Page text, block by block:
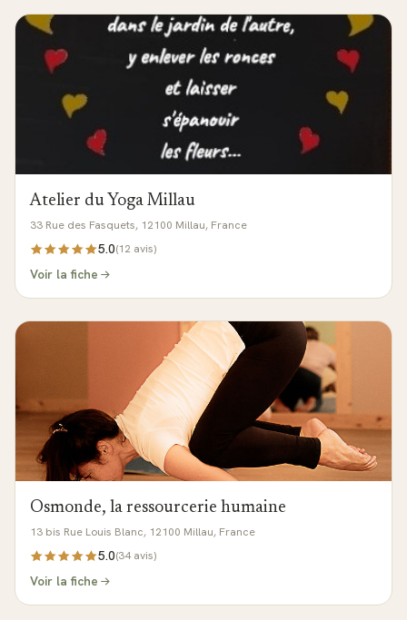
Atelier du Yoga Millau
33 Rue des Fasquets, 12100 Millau, France
5.0(12 avis)
Voir la fiche
Osmonde, la ressourcerie humaine
13 bis Rue Louis Blanc, 12100 Millau, France
5.0(34avis)
Voir la fiche